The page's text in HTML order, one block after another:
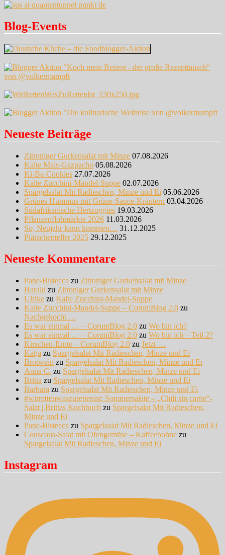
Blog-Events
Neueste Beiträge
Zitroniger Gurkensalat mit Minze 07.08.2026
Kalte Mais-Gazpacho 05.08.2026
Ki-Ba-Cookies 27.07.2026
Kalte Zucchini-Mandel-Suppe 02.07.2026
Spargelsalat Mit Radieschen, Minze und Ei 05.06.2026
Grünes Hummus mit Grüne-Sauce-Kräutern 03.04.2026
Südafrikanische Hertzoggies 19.03.2026
Pflanzenflohmärkte 2026 11.03.2026
So, Neujahr kann kommen… 31.12.2025
Plätzchenteller 2025 29.12.2025
Neueste Kommentare
Pane-Bistecca zu Zitroniger Gurkensalat mit Minze
Harald zu Zitroniger Gurkensalat mit Minze
Ulrike zu Kalte Zucchini-Mandel-Suppe
Kalte Zucchini-Mandel-Suppe – CorumBlog 2.0 zu
Nachgekocht …
Es war einmal … – CorumBlog 2.0 zu Wo bin ich?
Es war einmal … – CorumBlog 2.0 zu Wo bin ich – Teil 2?
Kirschen-Ernte – CorumBlog 2.0 zu Jetzt …
Katja zu Spargelsalat Mit Radieschen, Minze und Ei
Brotwein zu Spargelsalat Mit Radieschen, Minze und Ei
Anna C. zu Spargelsalat Mit Radieschen, Minze und Ei
Britta zu Spargelsalat Mit Radieschen, Minze und Ei
Barbara zu Spargelsalat Mit Radieschen, Minze und Ei
#wirrettenwaszurettenist: Sommersalate – „Chili sin carne“-
Salat | Brittas Kochbuch zu Spargelsalat Mit Radieschen,
Minze und Ei
Pane-Bistecca zu Spargelsalat Mit Radieschen, Minze und Ei
Couscous-Salat mit Ofengemüse – Kaffeebohne zu
Spargelsalat Mit Radieschen, Minze und Ei
Instagram